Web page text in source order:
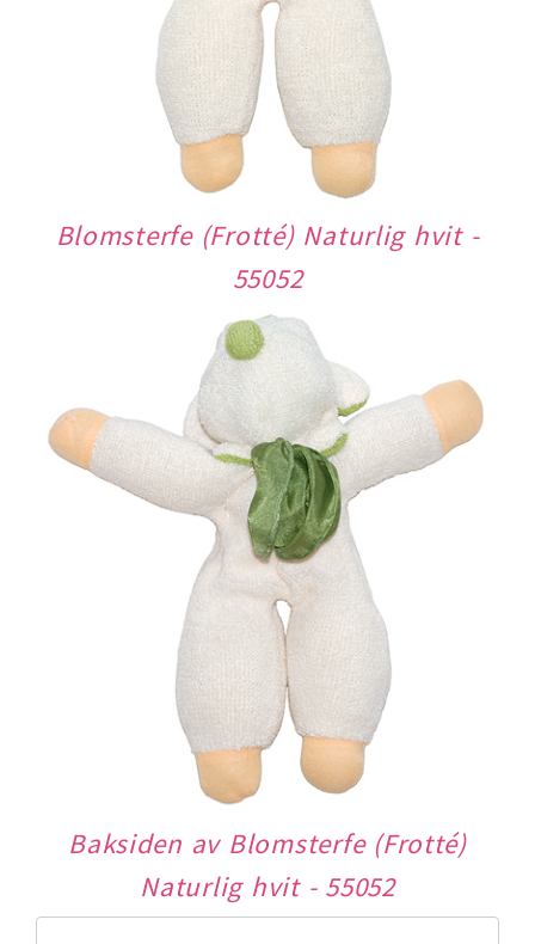
Blomsterfe (Frotté) Naturlig hvit -
55052
Baksiden av Blomsterfe (Frotté)
Naturlig hvit - 55052